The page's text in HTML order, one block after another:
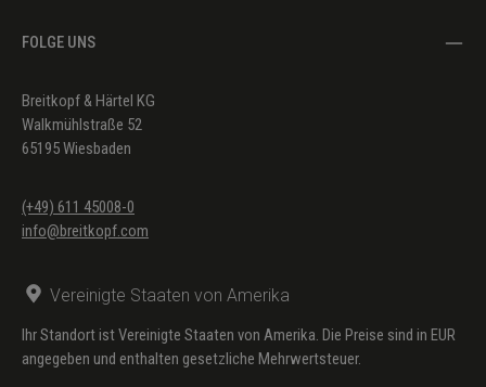
FOLGE UNS
Breitkopf & Härtel KG
Walkmühlstraße 52
65195 Wiesbaden
(+49) 611 45008-0
info@breitkopf.com
Vereinigte Staaten von Amerika
Ihr Standort ist Vereinigte Staaten von Amerika. Die Preise sind in EUR
angegeben und enthalten gesetzliche Mehrwertsteuer.